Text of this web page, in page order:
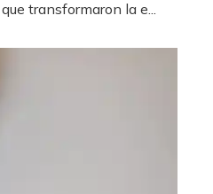
transformaron la e...